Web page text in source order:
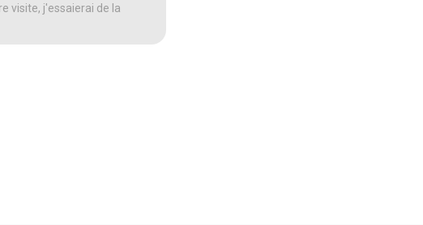
visite, j'essaierai de la